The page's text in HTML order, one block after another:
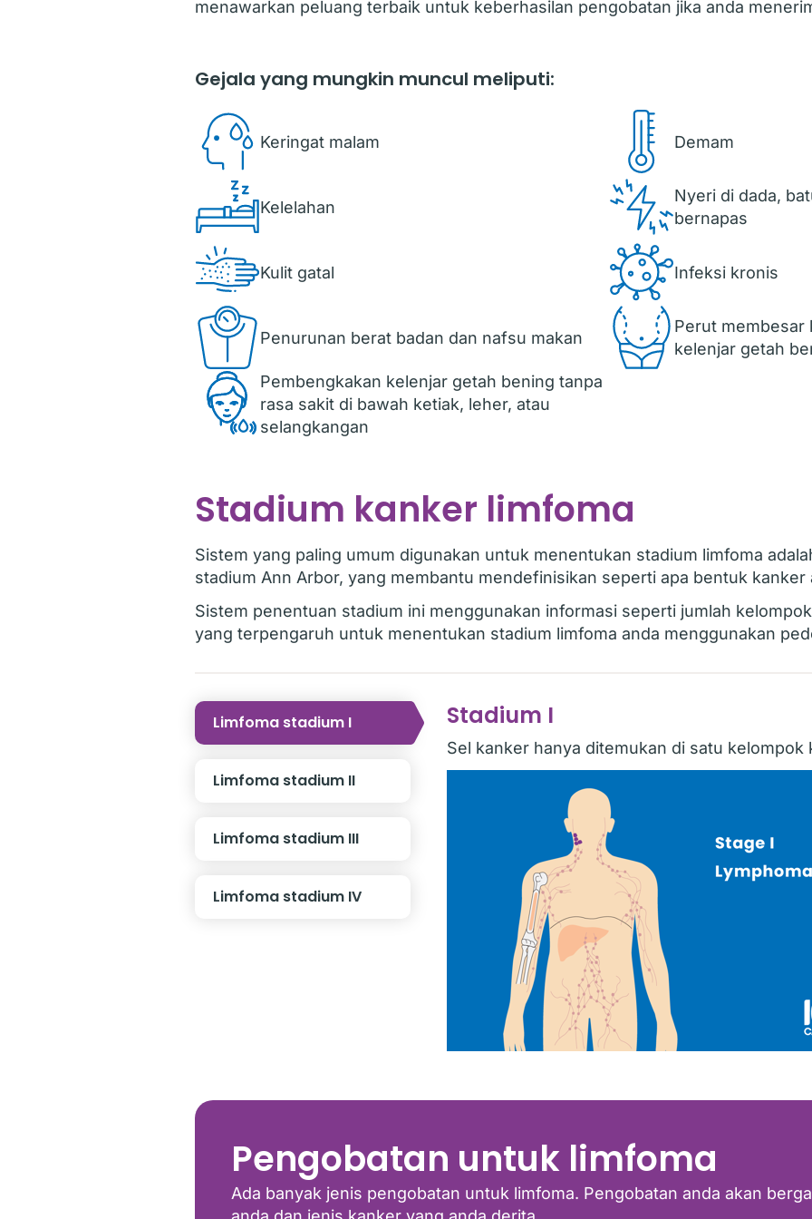
menawarkan peluang terbaik untuk keberhasilan pengobatan jika anda
Gejala yang mungkin muncul meliputi:
Keringat malam
Kelelahan
Kulit gatal
Penurunan berat badan dan nafsu makan
Pembengkakan kelenjar getah bening tanpa
rasa sakit di bawah ketiak, leher, atau
selangkangan
Demam
Nyeri di dada,
bernapas
Infeksi kronis
Perut membesar
kelenjar getah
Stadium kanker limfoma
Sistem yang paling umum digunakan untuk menentukan stadium limfoma
stadium Ann Arbor, yang membantu mendefinisikan seperti apa bentuk kanker
Sistem penentuan stadium ini menggunakan informasi seperti jumlah
yang terpengaruh untuk menentukan stadium limfoma anda menggunakan
Limfoma stadium I Stadium I
Sel kanker hanya ditemukan di satu
Limfoma stadium II
Limfoma stadium III
Limfoma stadium IV
Pengobatan untuk limfoma
Ada banyak jenis pengobatan untuk limfoma. Pengobatan anda akan